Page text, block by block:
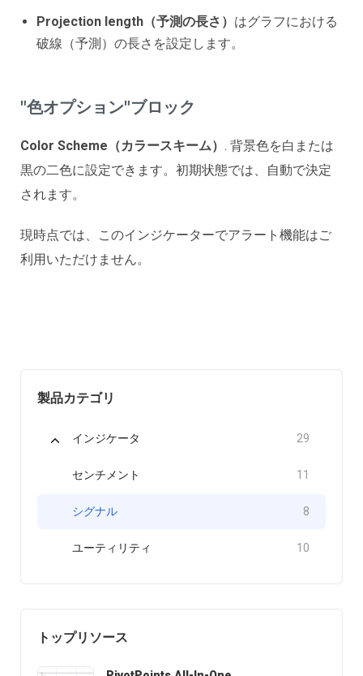
製品カテゴリ
インジケータ 29
センチメント 11
シグナル 8
ユーティリティ 10
トップリソース
Projection length（予測の長さ） はグラフにおける
破線（予測）の長さを設定します。
"色オプション"ブロック
Color Scheme（カラースキーム） . 背景色を白または
黒の二色に設定できます。初期状態では、自動で決定
されます。
現時点では、このインジケーターでアラート機能はご
利用いただけません。